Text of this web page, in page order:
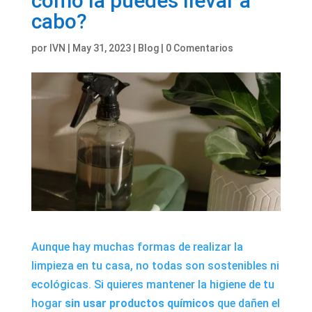
cabo?
por IVN May 31, 2023| Blog| 0 Comentarios
Aunque hay muchas formas de realizar la
limpieza en tu casa, no todas son sostenibles ni
ecológicas. Si quieres mantener la higiene de tu
hogar sin usar productos químicosque dañen el